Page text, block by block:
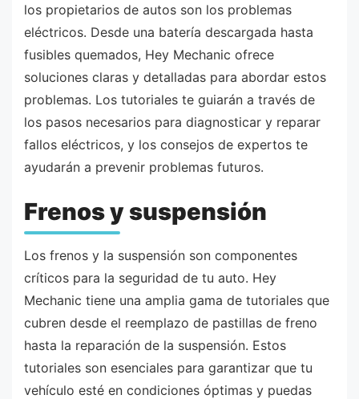
los propietarios de autos son los problemas
eléctricos. Desde una batería descargada hasta
fusibles quemados, Hey Mechanic ofrece
soluciones claras y detalladas para abordar estos
problemas. Los tutoriales te guiarán a través de
los pasos necesarios para diagnosticar y reparar
fallos eléctricos, y los consejos de expertos te
ayudarán a prevenir problemas futuros.
Frenos y suspensión
Los frenos y la suspensión son componentes
críticos para la seguridad de tu auto. Hey
Mechanic tiene una amplia gama de tutoriales que
cubren desde el reemplazo de pastillas de freno
hasta la reparación de la suspensión. Estos
tutoriales son esenciales para garantizar que tu
vehículo esté en condiciones óptimas y puedas